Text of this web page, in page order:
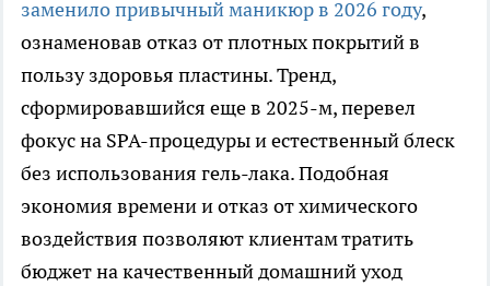
заменило привычный маникюр в 2026 году,
ознаменовав отказ от плотных покрытий в
пользу здоровья пластины. Тренд,
сформировавшийся еще в 2025-м, перевел
фокус на SPA-процедуры и естественный блеск
без использования гель-лака. Подобная
экономия времени и отказ от химического
воздействия позволяют клиентам тратить
бюджет на качественный домашний уход